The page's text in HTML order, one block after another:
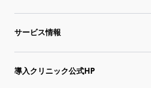
サービス情報
導入クリニック公式HP